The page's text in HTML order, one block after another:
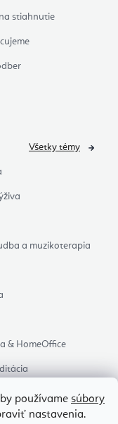
používame súbory
nastavenia.
stiahnutie
a muzikoterapia
& HomeOffice
Všetky témy